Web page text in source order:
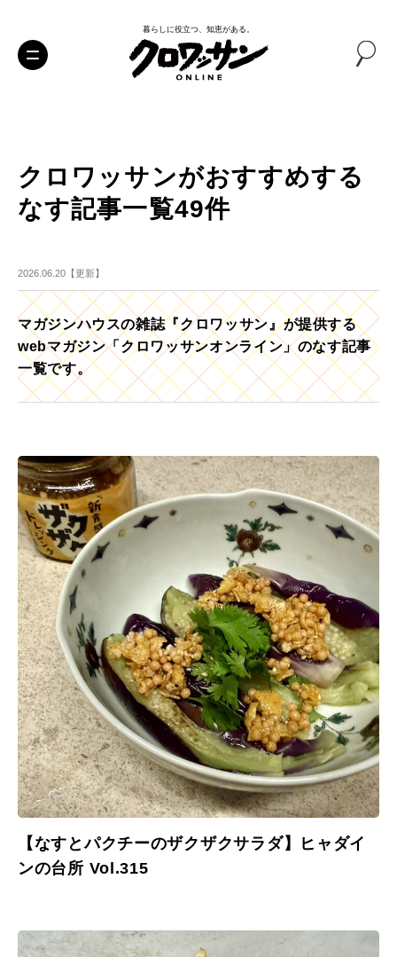
暮らしに役立つ、知恵がある。
クロワッサンがおすすめする
なす記事一覧49件
2026.06.20【更新】
マガジンハウスの雑誌『クロワッサン』が提供する
webマガジン「クロワッサンオンライン」のなす記事
一覧です。
【なすとパクチーのザクザクサラダ】ヒャダイ
ンの台所 Vol.315